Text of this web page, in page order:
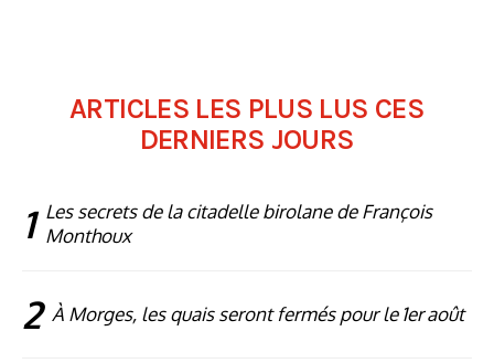
ARTICLES LES PLUS LUS CES
DERNIERS JOURS
1 Les secrets de la citadelle birolane de François
Monthoux
2 À Morges, les quais seront fermés pour le 1er août